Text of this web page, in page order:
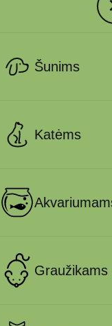
Šunims
Katėms
Graužikams
pašaras